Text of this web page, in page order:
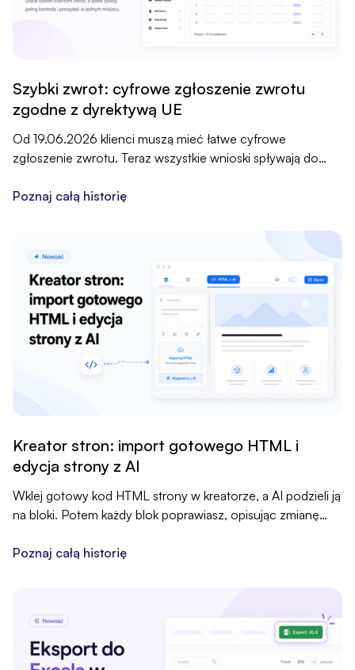
Szybki zwrot: cyfrowe zgłoszenie zwrotu
zgodne z dyrektywą UE
Od 19.06.2026 klienci muszą mieć łatwe cyfrowe
zgłoszenie zwrotu. Teraz wszystkie wnioski spływają do
wykonujesz zwrot ręcznie.
Poznaj całą historię
Kreator stron: import gotowego HTML i
edycja strony z AI
Wklej gotowy kod HTML strony w kreatorze, a AI podzieli ją
na bloki. Potem każdy blok poprawiasz, opisując zmianę
Poznaj całą historię